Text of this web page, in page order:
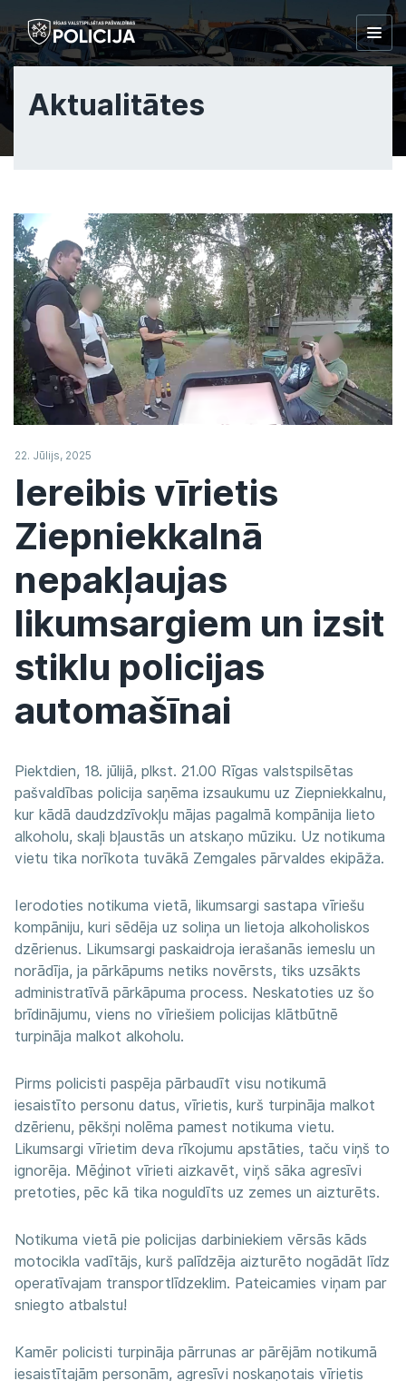
Aktualitātes
22. Jūlijs, 2025
Iereibis vīrietis
Ziepniekkalnā
nepakļaujas
likumsargiem un izsit
stiklu policijas
automašīnai
Piektdien, 18. jūlijā, plkst. 21.00 Rīgas valstspilsētas
pašvaldības policija saņēma izsaukumu uz Ziepniekkalnu,
kur kādā daudzdzīvokļu mājas pagalmā kompānija lieto
alkoholu, skaļi bļaustās un atskaņo mūziku. Uz notikuma
vietu tika norīkota tuvākā Zemgales pārvaldes ekipāža.
Ierodoties notikuma vietā, likumsargi sastapa vīriešu
kompāniju, kuri sēdēja uz soliņa un lietoja alkoholiskos
dzērienus. Likumsargi paskaidroja ierašanās iemeslu un
norādīja, ja pārkāpums netiks novērsts, tiks uzsākts
administratīvā pārkāpuma process. Neskatoties uz šo
brīdinājumu, viens no vīriešiem policijas klātbūtnē
turpināja malkot alkoholu.
Pirms policisti paspēja pārbaudīt visu notikumā
iesaistīto personu datus, vīrietis, kurš turpināja malkot
dzērienu, pēkšņi nolēma pamest notikuma vietu.
Likumsargi vīrietim deva rīkojumu apstāties, taču viņš to
ignorēja. Mēģinot vīrieti aizkavēt, viņš sāka agresīvi
pretoties, pēc kā tika noguldīts uz zemes un aizturēts.
Notikuma vietā pie policijas darbiniekiem vērsās kāds
motocikla vadītājs, kurš palīdzēja aizturēto nogādāt līdz
operatīvajam transportlīdzeklim. Pateicamies viņam par
sniegto atbalstu!
Kamēr policisti turpināja pārrunas ar pārējām notikumā
iesaistītajām personām, agresīvi noskaņotais vīrietis